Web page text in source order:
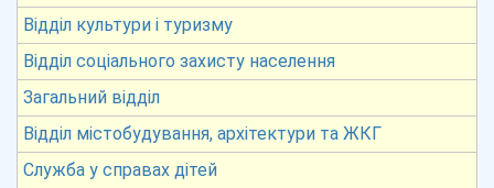
Відділ культури і туризму
Відділ соціального захисту населення
Загальний відділ
Відділ містобудування, архітектури та ЖКГ
Служба у справах дітей